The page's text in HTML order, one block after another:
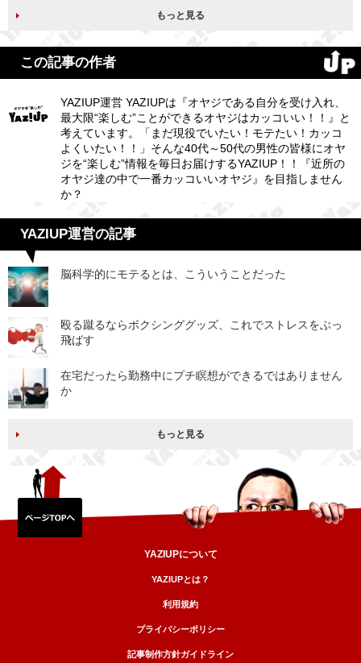
もっと見る
この記事の作者
YAZIUP運営 YAZIUPは『オヤジである自分を受け入れ、
最大限“楽しむ”ことができるオヤジはカッコいい！！』と
考えています。「まだ現役でいたい！モテたい！カッコ
よくいたい！！」そんな40代～50代の男性の皆様にオヤ
ジを“楽しむ”情報を毎日お届けするYAZIUP！！『近所の
オヤジ達の中で一番カッコいいオヤジ』を目指しません
か？
YAZIUP運営の記事
脳科学的にモテるとは、こういうことだった
殴る蹴るならボクシンググッズ、これでストレスをぶっ
飛ばす
在宅だったら勤務中にプチ瞑想ができるではありません
か
もっと見る
YAZIUPについて
YAZIUPとは？
利用規約
プライバシーポリシー
記事制作方針ガイドライン